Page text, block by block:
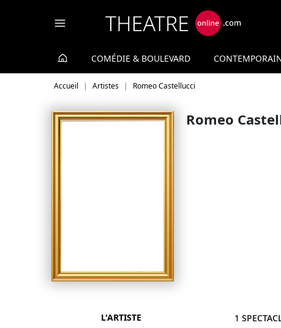
COMÉDIE & BOULEVARD
Accueil Artistes Romeo Castellucci
Romeo
L'ARTISTE 1